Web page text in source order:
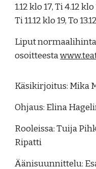
1.12 klo 17, Ti 4.12 klo
Ti 11.12 klo 19, To
Liput
osoitteesta
Käsikirjoitus: Mika
Ohjaus: Elina
Rooleissa: Tuija
Ripatti
Äänisuunnittelu: